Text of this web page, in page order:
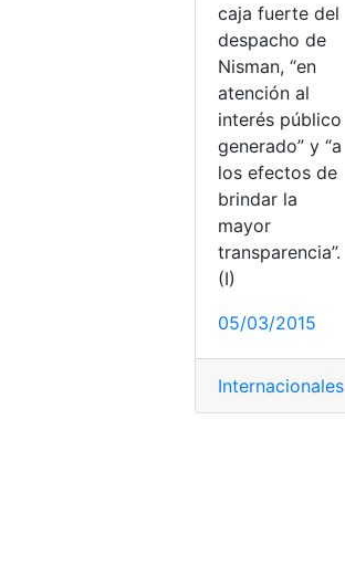
caja fuerte del
despacho de
Nisman, “en
atención al
interés público
generado” y “a
los efectos de
brindar la
mayor
transparencia”.
(I)
05/03/2015
Internacionales